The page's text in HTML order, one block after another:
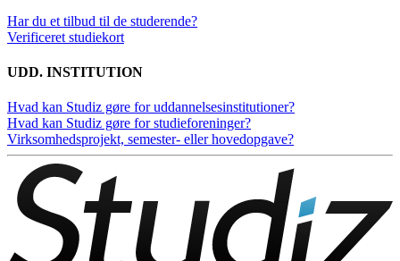
Har du et tilbud til de studerende?
Verificeret studiekort
UDD. INSTITUTION
Hvad kan Studiz gøre for uddannelsesinstitutioner?
Hvad kan Studiz gøre for studieforeninger?
Virksomhedsprojekt, semester- eller hovedopgave?